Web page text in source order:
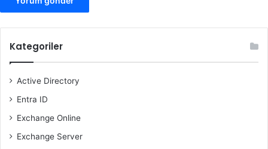
Kategoriler
Active Directory
Entra ID
Exchange Online
Exchange Server